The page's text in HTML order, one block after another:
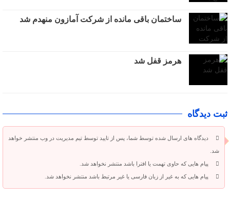
ساختمان باقی مانده از شرکت آمازون منهدم شد
هرمز قفل شد
ثبت دیدگاه
دیدگاه های ارسال شده توسط شما، پس از تایید توسط تیم مدیریت در وب منتشر خواهد
شد.
پیام هایی که حاوی تهمت یا افترا باشد منتشر نخواهد شد.
پیام هایی که به غیر از زبان فارسی یا غیر مرتبط باشد منتشر نخواهد شد.